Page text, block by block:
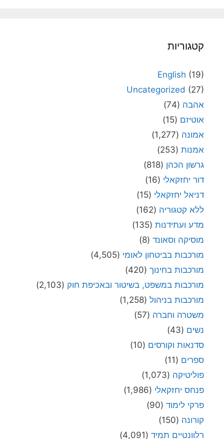
קטגוריות
English (19)
Uncategorized (27)
אהבה (74)
אוטיזם (15)
אמונה (1,277)
אמנות (253)
גרשון הכהן (818)
דור יחזקאלי (16)
דניאל יחזקאלי (15)
ללא קטגוריה (162)
מדע ועתידנות (135)
מוסיקה וסאונד (8)
מורכבות בביטחון לאומי (4,505)
מורכבות בחינוך (420)
מורכבות במשפט, בשיטור ובאכיפת חוק (2,103)
מורכבות בניהול (1,258)
משטרה וחברה (57)
נשים (43)
סדנאות וקורסים (10)
ספרים (11)
פוליטיקה (1,073)
פנחס יחזקאלי (1,986)
פרקי לימוד (90)
קורונה (150)
רלוונטיים תמיד (4,091)